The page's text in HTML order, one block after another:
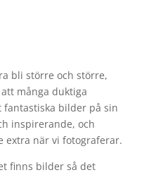
bli större och större,
många duktiga
fantastiska bilder på sin
inspirerande, och
när vi fotograferar.
finns bilder så det